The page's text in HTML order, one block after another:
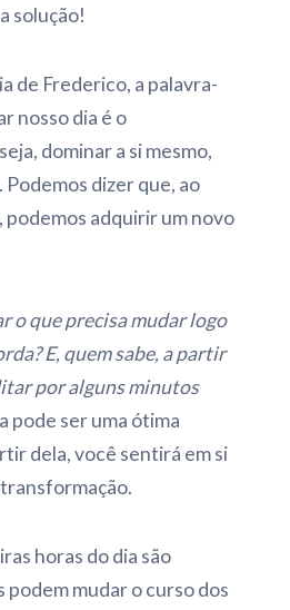
solução!
de Frederico, a palavra-
nosso dia é o
dominar a si mesmo,
Podemos dizer que, ao
podemos adquirir um novo
o que precisa mudar logo
E, quem sabe, a partir
por alguns minutos
pode ser uma ótima
dela, você sentirá em si
horas do dia são
podem mudar o curso dos